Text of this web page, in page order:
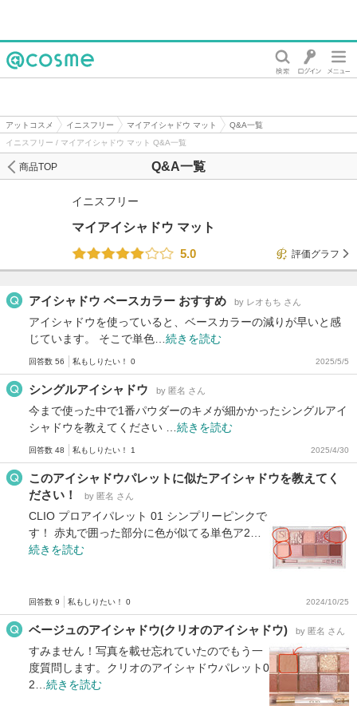
アットコスメ イニスフリー マイアイシャドウ マット
Q&A一覧
イニスフリー / マイアイシャドウ マット Q&A一覧
Q&A一覧
商品TOP
イニスフリー
マイアイシャドウ マット
5.0
評価グラフ
アイシャドウ ベースカラー おすすめ by レオもち さん
アイシャドウを使っていると、ベースカラーの減りが早いと感
じています。 そこで単色… 続きを読む
回答数 56 私もしりたい！ 0 2025/5/5
シングルアイシャドウ by 匿名 さん
今まで使った中で1番パウダーのキメが細かかったシングルアイ
シャドウを教えてください … 続きを読む
回答数 48 私もしりたい！ 1 2025/4/30
このアイシャドウパレットに似たアイシャドウを教えてく
ださい！
by 匿名 さん
CLIO プロアイパレット 01 シンプリーピンクで
す！ 赤丸で囲った部分に色が似てる単色ア2…
続きを読む
回答数 9 私もしりたい！ 0 2024/10/25
ベージュのアイシャドウ(クリオのアイシャドウ) by 匿名 さん
すみません！写真を載せ忘れていたのでもう一
度質問します。クリオのアイシャドウパレット0
2… 続きを読む